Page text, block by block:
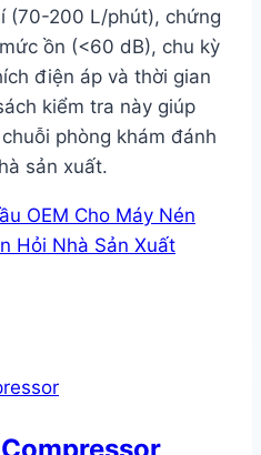
(70-200 L/phút), chứng
ồn (<60 dB), chu kỳ
điện áp và thời gian
kiểm tra này giúp
phòng khám đánh
sản xuất.
OEM Cho Máy Nén
Hỏi Nhà Sản Xuất